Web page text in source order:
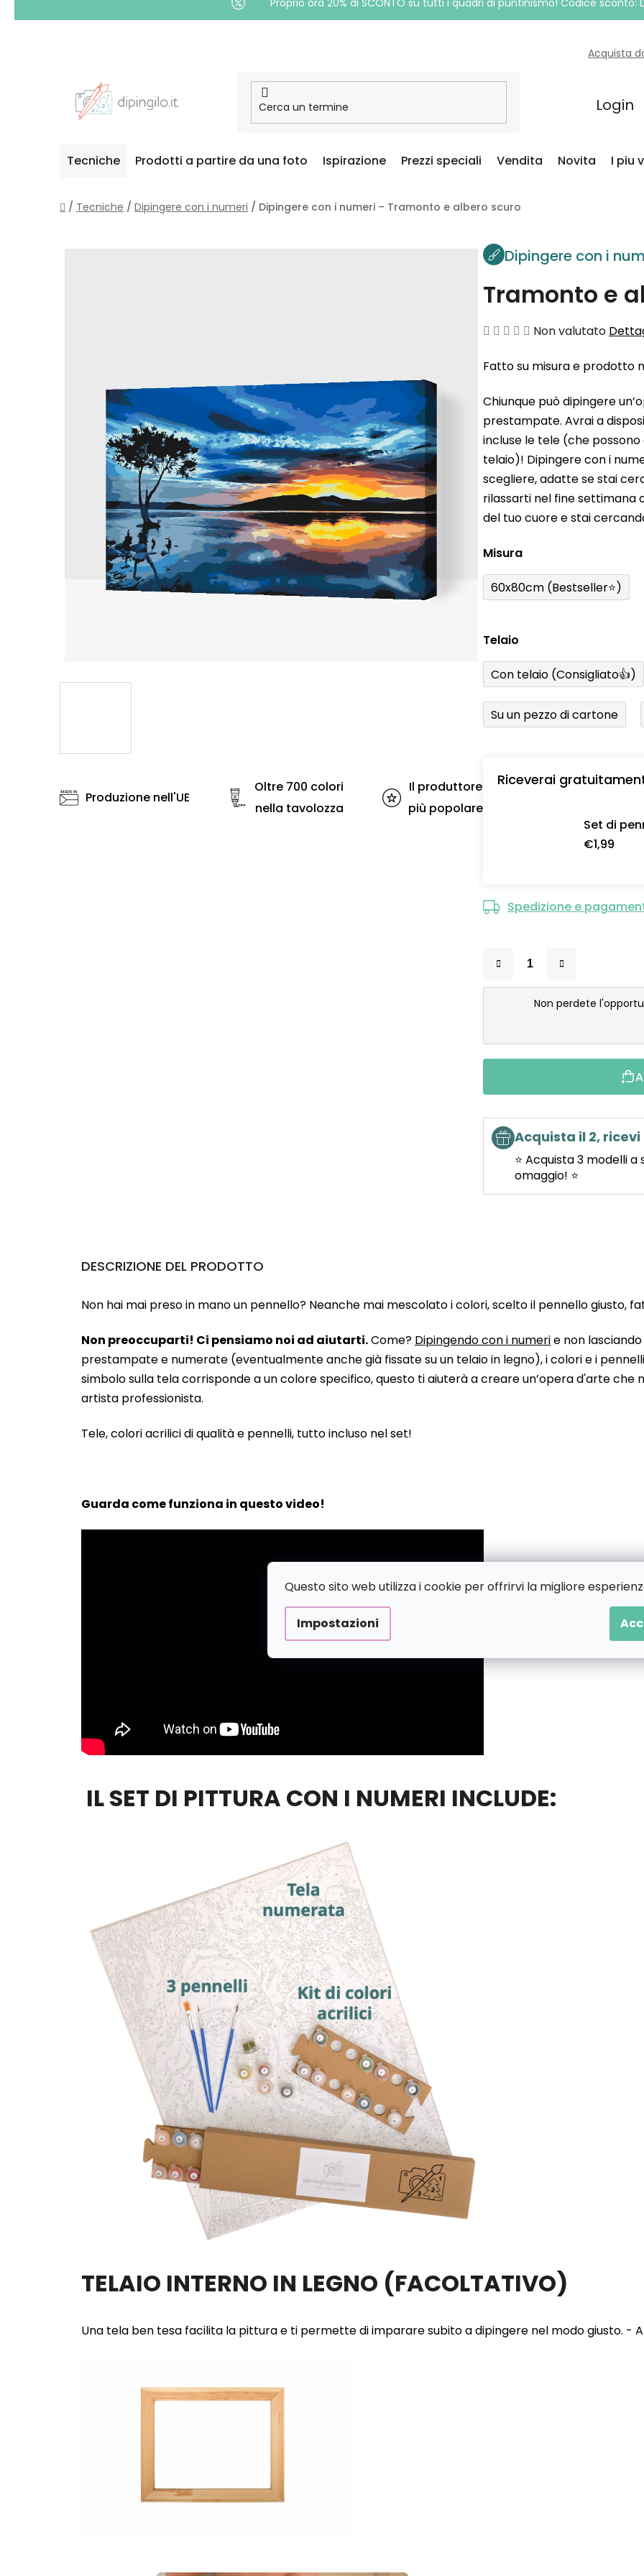
Questo sito web utilizza i cookie per offrirvi la migliore
Impostazioni
Proprio ora 20% di SCONTO su tutti i quadri di puntinismo! Codice sconto:
Acquista
Login
Tecniche Prodotti a partire da una foto Ispirazione Prezzi speciali Vendita Novita I piu
Casa
/ Tecniche / Dipingere con i numeri / Dipingere con i numeri – Tramonto e albero scuro
Dipingere con i
Tramonto e
La
media
prodotto
è
0,0
su
5
stelle.
Non valutato
Fatto su misura e prodotto
Chiunque può dipingere
prestampate. Avrai a
incluse le tele (che
telaio)! Dipingere con i
scegliere, adatte se stai
rilassarti nel fine settimana
del tuo cuore e stai
Misura
60x80cm (Bestseller⭐)
Telaio
Con telaio (Consigliato👍)
Su un pezzo di cartone
Riceverai
Set di
€1,99
Spedizione e
Non perdete
Acquista il 2, ricevi
⭐ Acquista 3 modelli
omaggio! ⭐
Produzione nell'UE
Oltre 700 colori
nella tavolozza
Il produttore
più popolare
DESCRIZIONE DEL PRODOTTO
Non hai mai preso in mano un pennello? Neanche mai mescolato i colori, scelto il pennello giusto,
Non preoccuparti! Ci pensiamo noi ad aiutarti.Come? Dipingendo con i numerie non
prestampate e numerate (eventualmente anche già fissate su un telaio in legno), i colori e i
simbolo sulla tela corrisponde a un colore specifico, questo ti aiuterà a creare un’opera d'arte che
artista professionista.
Tele, colori acrilici di qualità e pennelli, tutto incluso nel set!
Guarda come funziona in questo video!
IL SET DI PITTURA CON I NUMERI INCLUDE:
TELAIO INTERNO IN LEGNO (FACOLTATIVO)
Una tela ben tesa facilita la pittura e ti permette di imparare subito a dipingere nel modo giusto.